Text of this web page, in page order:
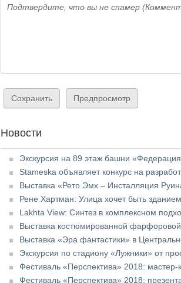
Подтвердите, что вы не спамер
Новости
Экскурсия на 89 этаж башни
Stameska объявляет конкурс на
Выставка «Рето Эмх – Инсталляция
Рене Хартман: Улица хочет быть
Lakhta View: Синтез в комплексном
Выставка костюмированной
Выставка «Эра фантастики» в
Экскурсия по стадиону «Лужники» от
Фестиваль «Перспектива» 2018: мастер-
Фестиваль «Перспектива» 2018: